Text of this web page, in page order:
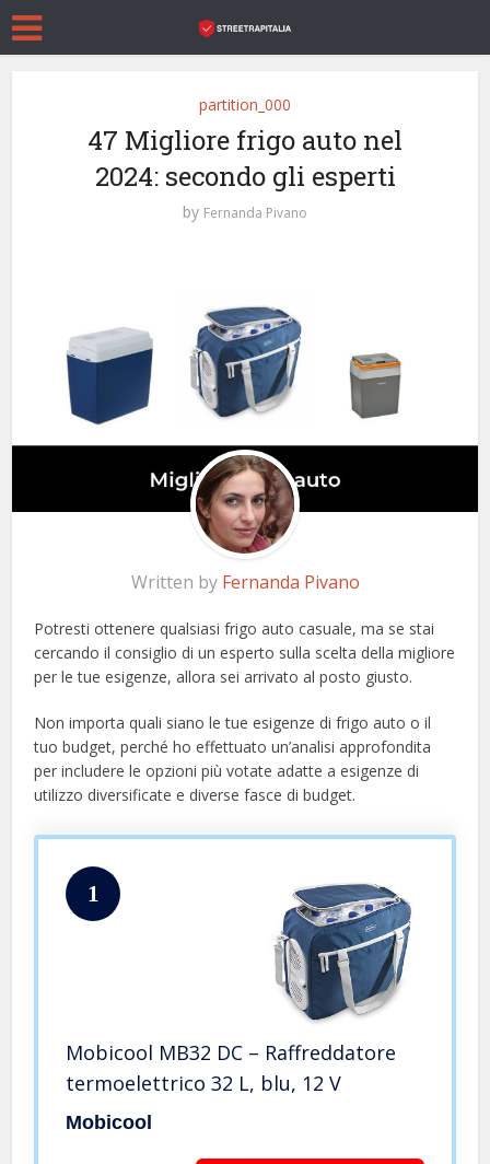
partition_000
47 Migliore frigo auto nel
2024: secondo gli esperti
by Fernanda Pivano
Written by Fernanda Pivano
Potresti ottenere qualsiasi frigo auto casuale, ma se stai
cercando il consiglio di un esperto sulla scelta della migliore
per le tue esigenze, allora sei arrivato al posto giusto.
Non importa quali siano le tue esigenze di frigo auto o il
tuo budget, perché ho effettuato un’analisi approfondita
per includere le opzioni più votate adatte a esigenze di
utilizzo diversificate e diverse fasce di budget.
1
Mobicool MB32 DC – Raffreddatore
termoelettrico 32 L, blu, 12 V
Mobicool